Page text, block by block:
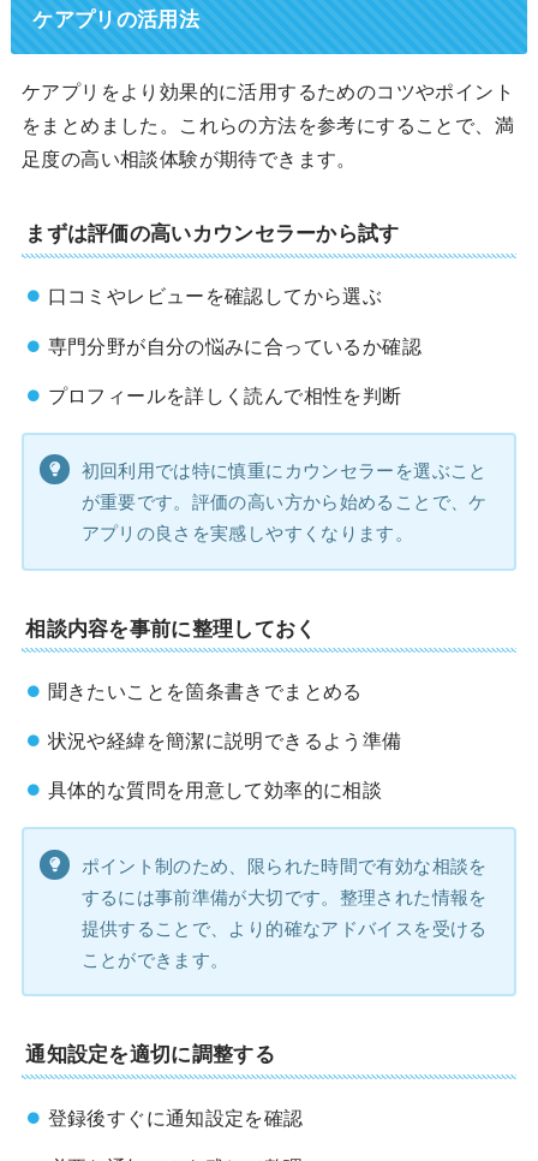
ケアプリの活用法
ケアプリをより効果的に活用するためのコツやポイント
をまとめました。これらの方法を参考にすることで、満
足度の高い相談体験が期待できます。
まずは評価の高いカウンセラーから試す
口コミやレビューを確認してから選ぶ
専門分野が自分の悩みに合っているか確認
プロフィールを詳しく読んで相性を判断
初回利用では特に慎重にカウンセラーを選ぶこと
が重要です。評価の高い方から始めることで、ケ
アプリの良さを実感しやすくなります。
相談内容を事前に整理しておく
聞きたいことを箇条書きでまとめる
状況や経緯を簡潔に説明できるよう準備
具体的な質問を用意して効率的に相談
ポイント制のため、限られた時間で有効な相談を
するには事前準備が大切です。整理された情報を
提供することで、より的確なアドバイスを受ける
ことができます。
通知設定を適切に調整する
登録後すぐに通知設定を確認